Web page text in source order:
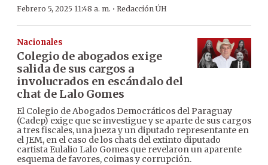
Febrero 5, 2025 11:48 a. m. · Redacción ÚH
Nacionales
Colegio de abogados exige
salida de sus cargos a
involucrados en escándalo del
chat de Lalo Gomes
El Colegio de Abogados Democráticos del Paraguay
(Cadep) exige que se investigue y se aparte de sus cargos
a tres fiscales, una jueza y un diputado representante en
el JEM, en el caso de los chats del extinto diputado
cartista Eulalio Lalo Gomes que revelaron un aparente
esquema de favores, coimas y corrupción.